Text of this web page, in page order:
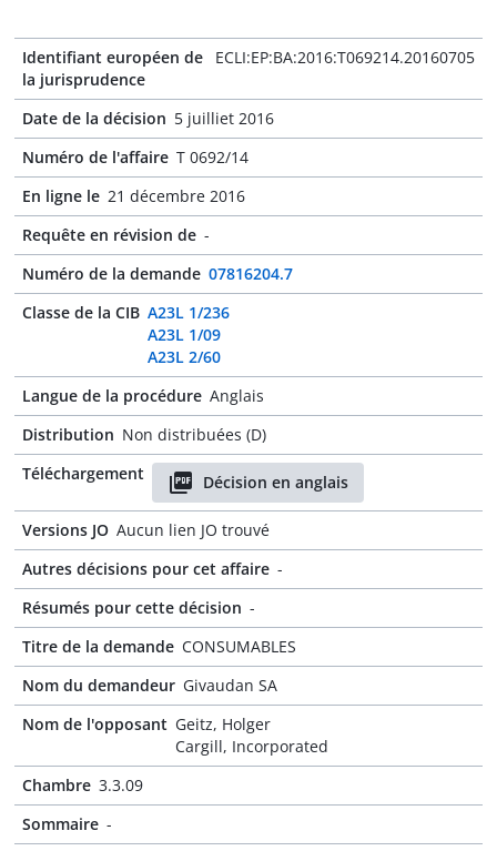
Identifiant européen de
la jurisprudence
ECLI:EP:BA:2016:T069214.20160705
Date de la décision 5 juilliet 2016
Numéro de l'affaire T 0692/14
En ligne le 21 décembre 2016
Requête en révision de -
Numéro de la demande 07816204.7
Classe de la CIB A23L 1/236
A23L 1/09
A23L 2/60
Langue de la procédure Anglais
Distribution Non distribuées (D)
Téléchargement
Décision en anglais
Versions JO Aucun lien JO trouvé
Autres décisions pour cet affaire -
Résumés pour cette décision -
Titre de la demande CONSUMABLES
Nom du demandeur Givaudan SA
Nom de l'opposant Geitz, Holger
Cargill, Incorporated
Chambre 3.3.09
Sommaire -